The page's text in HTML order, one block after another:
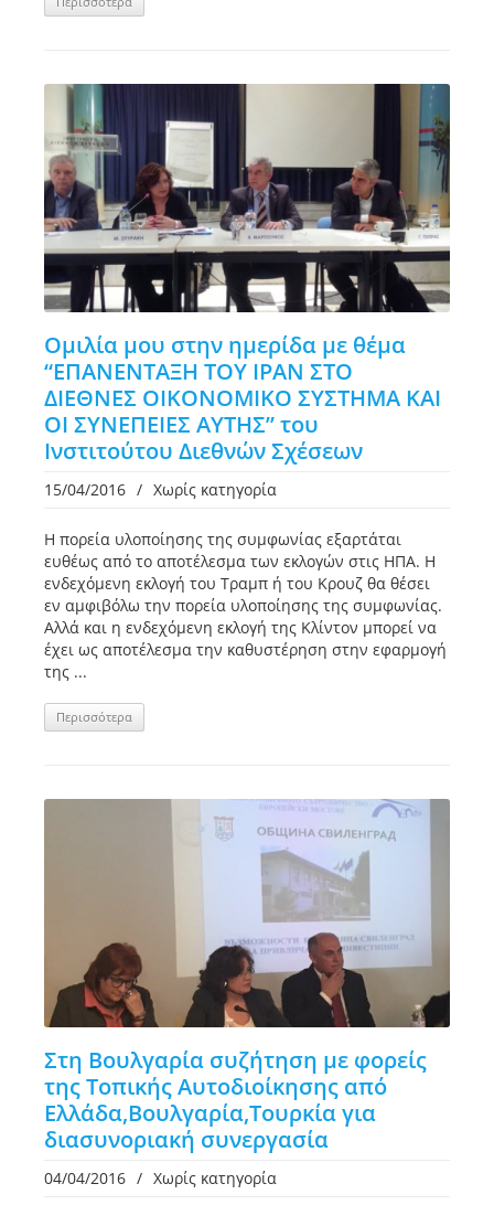
Ομιλία μου στην ημερίδα με θέμα
“ΕΠΑΝΕΝΤΑΞΗ ΤΟΥ ΙΡΑΝ ΣΤΟ
ΔΙΕΘΝΕΣ ΟΙΚΟΝΟΜΙΚΟ ΣΥΣΤΗΜΑ ΚΑΙ
ΟΙ ΣΥΝΕΠΕΙΕΣ ΑΥΤΗΣ” του
Ινστιτούτου Διεθνών Σχέσεων
15/04/2016 / Χωρίς κατηγορία
Η πορεία υλοποίησης της συμφωνίας εξαρτάται
ευθέως από το αποτέλεσμα των εκλογών στις ΗΠΑ. Η
ενδεχόμενη εκλογή του Τραμπ ή του Κρουζ θα θέσει
εν αμφιβόλω την πορεία υλοποίησης της συμφωνίας.
Αλλά και η ενδεχόμενη εκλογή της Κλίντον μπορεί να
έχει ως αποτέλεσμα την καθυστέρηση στην εφαρμογή
της ...
Περισσότερα
Στη Βουλγαρία συζήτηση με φορείς
της Τοπικής Αυτοδιοίκησης από
Ελλάδα,Βουλγαρία,Τουρκία για
διασυνοριακή συνεργασία
04/04/2016 / Χωρίς κατηγορία